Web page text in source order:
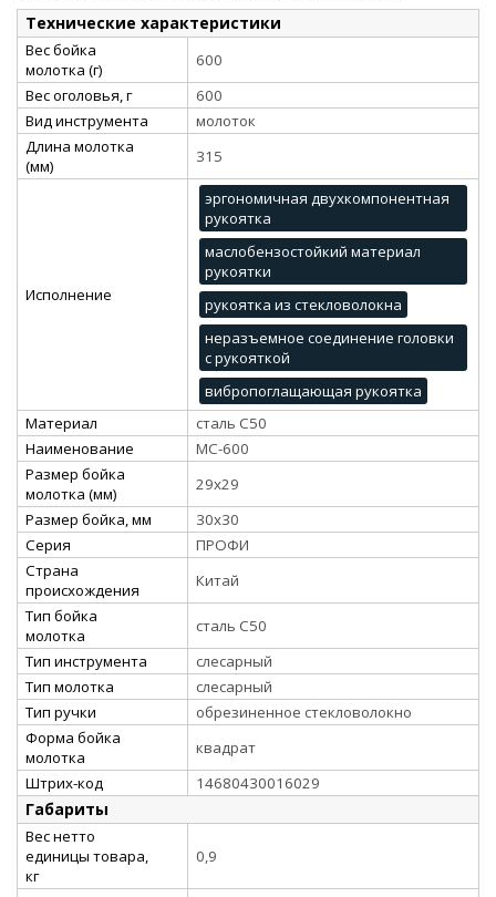
Технические характеристики
Вес бойка
молотка (г)
600
Вес оголовья, г
600
Вид инструмента
молоток
Длина молотка
(мм)
315
Исполнение
эргономичная двухкомпонентная
рукоятка
маслобензостойкий материал
рукоятки
рукоятка из стекловолокна
неразъемное соединение головки
с рукояткой
вибропоглащающая рукоятка
Материал
сталь С50
Наименование
МС-600
Размер бойка
молотка (мм)
29х29
Размер бойка, мм
30х30
Серия
ПРОФИ
Страна
происхождения
Китай
Тип бойка
молотка
сталь С50
Тип инструмента
слесарный
Тип молотка
слесарный
Тип ручки
обрезиненное стекловолокно
Форма бойка
молотка
квадрат
Штрих-код
14680430016029
Габариты
Вес нетто
единицы товара,
кг
0,9